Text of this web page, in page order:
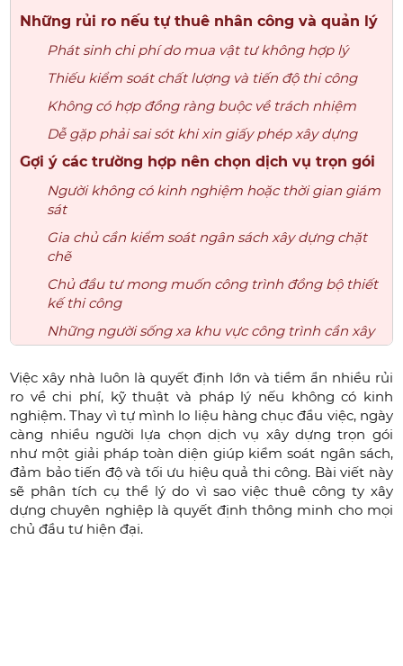
Những rủi ro nếu tự thuê nhân công và quản lý
Phát sinh chi phí do mua vật tư không hợp lý
Thiếu kiểm soát chất lượng và tiến độ thi công
Không có hợp đồng ràng buộc về trách nhiệm
Dễ gặp phải sai sót khi xin giấy phép xây dựng
Gợi ý các trường hợp nên chọn dịch vụ trọn gói
Người không có kinh nghiệm hoặc thời gian giám
sát
Gia chủ cần kiểm soát ngân sách xây dựng chặt
chẽ
Chủ đầu tư mong muốn công trình đồng bộ thiết
kế thi công
Những người sống xa khu vực công trình cần xây
Việc xây nhà luôn là quyết định lớn và tiềm ẩn nhiều rủi
ro về chi phí, kỹ thuật và pháp lý nếu không có kinh
nghiệm. Thay vì tự mình lo liệu hàng chục đầu việc, ngày
càng nhiều người lựa chọn dịch vụ xây dựng trọn gói
như một giải pháp toàn diện giúp kiểm soát ngân sách,
đảm bảo tiến độ và tối ưu hiệu quả thi công. Bài viết này
sẽ phân tích cụ thể lý do vì sao việc thuê công ty xây
dựng chuyên nghiệp là quyết định thông minh cho mọi
chủ đầu tư hiện đại.